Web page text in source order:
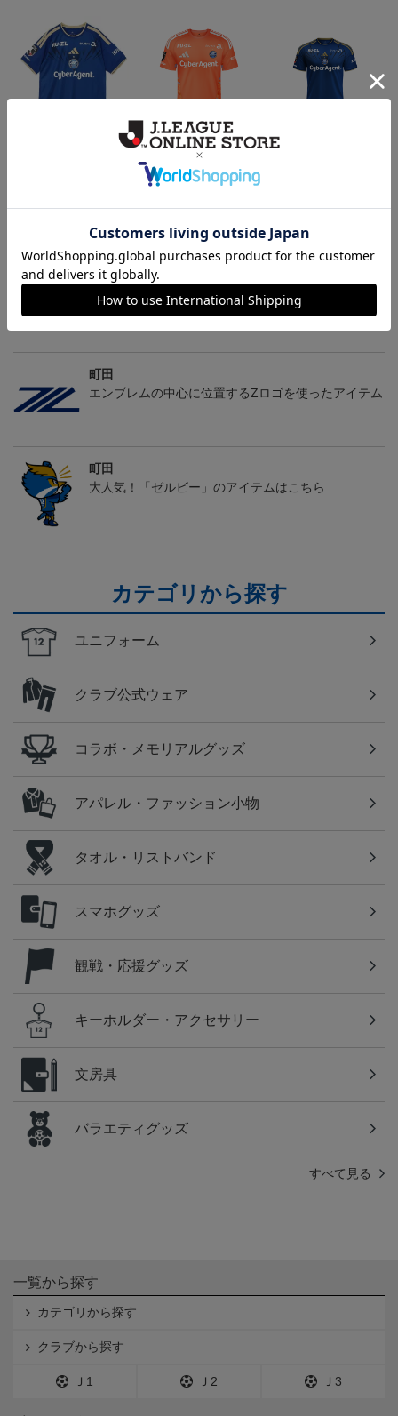
2026/27 FP1stユニフォー
2026/27 GK1stユニフォ
ーム
24,200円～30,800円
会員特典
2026/27 FP1stキッズユニ
トピックス
町田
2026/27ユニフォームはこちら
町田
エンブレムの中心に位置するZロゴを使ったアイテム
町田
大人気！「ゼルビー」のアイテムはこちら
カテゴリから探す
ユニフォーム
クラブ公式ウェア
コラボ・メモリアルグッズ
アパレル・ファッション小物
タオル・リストバンド
スマホグッズ
観戦・応援グッズ
キーホルダー・アクセサリー
文房具
バラエティグッズ
すべて見る
一覧から探す
カテゴリから探す
クラブから探す
Ｊ1 Ｊ2 Ｊ3